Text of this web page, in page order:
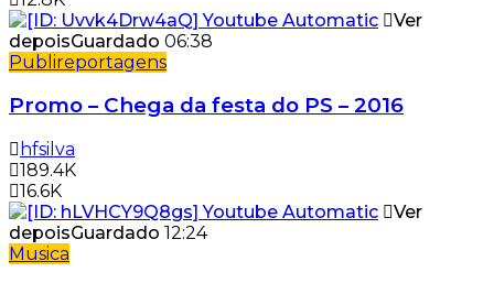
Ver
depoisGuardado 06:38
Publireportagens
Promo – Chega da festa do PS – 2016
hfsilva
189.4K
16.6K
Ver
depoisGuardado 12:24
Musica